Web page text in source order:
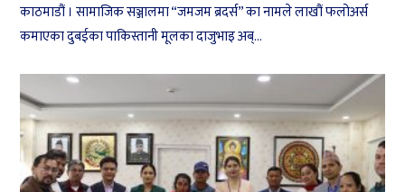
काठमाडौं । सामाजिक सञ्जालमा “जमजम ब्रदर्स” का नामले लाखौं फलोअर्स
कमाएका दुबईका पाकिस्तानी मूलका दाजुभाइ अब्...